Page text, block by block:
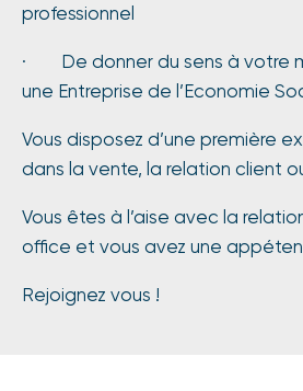
professionnel
· De donner du sens à votre
une Entreprise de l’Economie
Vous disposez d’une première
dans la vente, la relation client
Vous êtes à l’aise avec la
office et vous avez une
Rejoignez vous !